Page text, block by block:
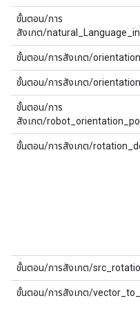
ขั้นตอน/การ
สังเกต/
ขั้นตอน/การสังเกต/
ขั้นตอน/การสังเกต/
ขั้นตอน/การ
สังเกต/
ขั้นตอน/การสังเกต/
ขั้นตอน/การสังเกต/
ขั้นตอน/การสังเกต/